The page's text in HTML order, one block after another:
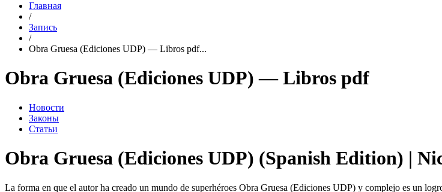
Главная
/
Запись
/
Obra Gruesa (Ediciones UDP) — Libros pdf...
Obra Gruesa (Ediciones UDP) — Libros pdf
Новости
Законы
Статьи
Obra Gruesa (Ediciones UDP) (Spanish Edition) |
La forma en que el autor ha creado un mundo de superhéroes Obra Gruesa (Ediciones UDP) y complejo es un